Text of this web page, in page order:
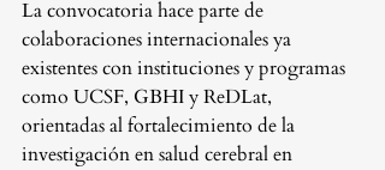
La convocatoria hace parte de
colaboraciones internacionales ya
existentes con instituciones y programas
como UCSF, GBHI y ReDLat,
orientadas al fortalecimiento de la
investigación en salud cerebral en